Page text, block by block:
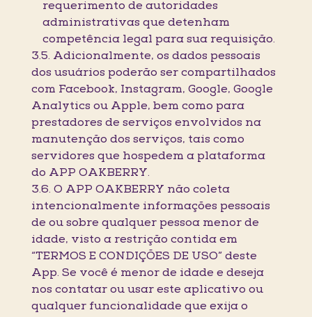
requerimento de autoridades
administrativas que detenham
competência legal para sua requisição.
3.5. Adicionalmente, os dados pessoais
dos usuários poderão ser compartilhados
com Facebook, Instagram, Google, Google
Analytics ou Apple, bem como para
prestadores de serviços envolvidos na
manutenção dos serviços, tais como
servidores que hospedem a plataforma
do APP OAKBERRY.
3.6. O APP OAKBERRY não coleta
intencionalmente informações pessoais
de ou sobre qualquer pessoa menor de
idade, visto a restrição contida em
“TERMOS E CONDIÇÕES DE USO” deste
App. Se você é menor de idade e deseja
nos contatar ou usar este aplicativo ou
qualquer funcionalidade que exija o